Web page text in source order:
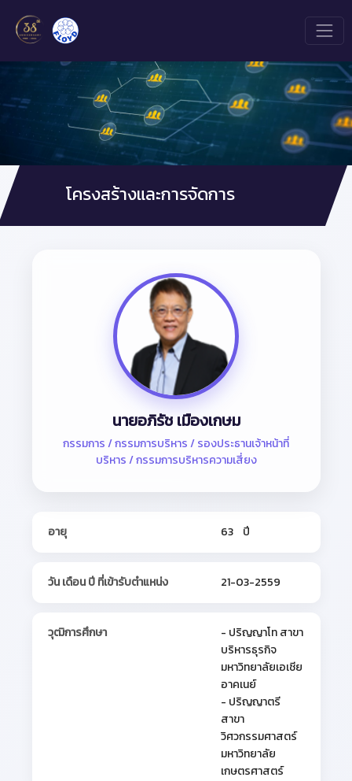
โครงสร้างและการจัดการ
นายอภิรัช เมืองเกษม
กรรมการ / กรรมการบริหาร / รองประธานเจ้าหน้าที่
บริหาร / กรรมการบริหารความเสี่ยง
อายุ 63 ปี
วัน เดือน ปี ที่เข้ารับตำแหน่ง 21-03-2559
วุฒิการศึกษา
- ปริญญาโท สาขา
บริหารธุรกิจ
มหาวิทยาลัยเอเชีย
อาคเนย์
- ปริญญาตรี
สาขา
วิศวกรรมศาสตร์
มหาวิทยาลัย
เกษตรศาสตร์